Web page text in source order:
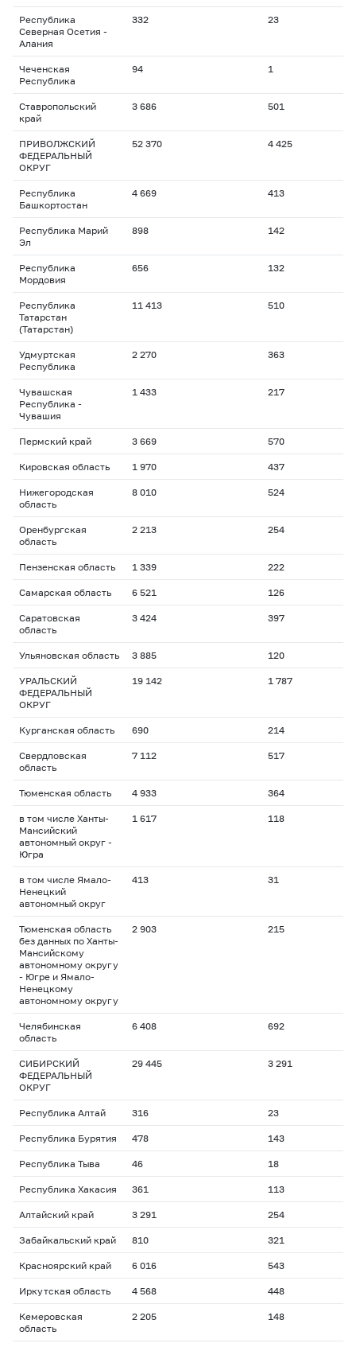
Республика
Северная Осетия -
Алания
332 23
Чеченская
Республика
94 1
Ставропольский
край
3 686 501
ПРИВОЛЖСКИЙ
ФЕДЕРАЛЬНЫЙ
ОКРУГ
52 370 4 425
Республика
Башкортостан
4 669 413
Республика Марий
Эл
898 142
Республика
Мордовия
656 132
Республика
Татарстан
(Татарстан)
11 413 510
Удмуртская
Республика
2 270 363
Чувашская
Республика -
Чувашия
1 433 217
Пермский край 3 669 570
Кировская область 1 970 437
Нижегородская
область
8 010 524
Оренбургская
область
2 213 254
Пензенская область 1 339 222
Самарская область 6 521 126
Саратовская
область
3 424 397
Ульяновская область 3 885 120
УРАЛЬСКИЙ
ФЕДЕРАЛЬНЫЙ
ОКРУГ
19 142 1 787
Курганская область 690 214
Свердловская
область
7 112 517
Тюменская область 4 933 364
в том числе Ханты-
Мансийский
автономный округ -
Югра
1 617 118
в том числе Ямало-
Ненецкий
автономный округ
413 31
Тюменская область
без данных по Ханты-
Мансийскому
автономному округу
- Югре и Ямало-
Ненецкому
автономному округу
2 903 215
Челябинская
область
6 408 692
СИБИРСКИЙ
ФЕДЕРАЛЬНЫЙ
ОКРУГ
29 445 3 291
Республика Алтай 316 23
Республика Бурятия 478 143
Республика Тыва 46 18
Республика Хакасия 361 113
Алтайский край 3 291 254
Забайкальский край 810 321
Красноярский край 6 016 543
Иркутская область 4 568 448
Кемеровская
область
2 205 148